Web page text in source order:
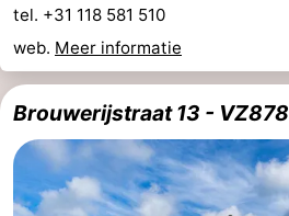
tel. +31 118 581 510
web. Meer informatie
Brouwerijstraat 13 - VZ878